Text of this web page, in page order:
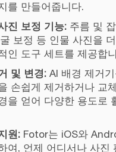
를 만들어줍니다.
진 보정 기능:주름 및
보정 등 인물 사진을
인 도구 세트를 제공합
및 변경:AI 배경 제거
손쉽게 제거하거나 교
을 얻어 다양한 용도로
원:Fotor는 iOS와
여, 언제 어디서나 사진